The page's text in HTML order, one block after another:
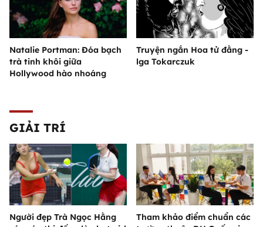
Natalie Portman: Đóa bạch
trà tinh khôi giữa
Hollywood hào nhoáng
Truyện ngắn Hoa tử đằng -
lga Tokarczuk
GIẢI TRÍ
Người đẹp Trà Ngọc Hằng
Tham khảo điểm chuẩn các